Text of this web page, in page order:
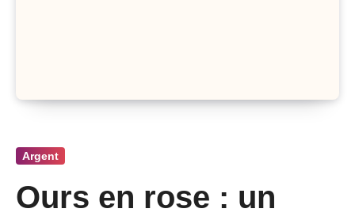
Argent
Ours en rose : un